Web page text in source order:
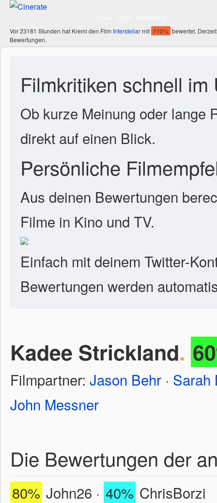
Vor 23181 Stunden hat Kreml den Film Interstellarmit 110% bewertet.
Bewertungen.
Filmkritiken schnell im
Ob kurze Meinung oder lange
direkt auf einen Blick.
Persönliche
Aus deinen Bewertungen
Filme in Kino und TV.
Einfach mit deinem Twitter-
Bewertungen werden
Kadee Strickland.
Filmpartner: Jason Behr · Sarah
John Messner
Die Bewertungen der
80% John26 · 40% ChrisBorzi